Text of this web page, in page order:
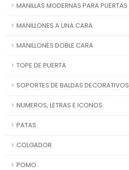
MANILLAS MODERNAS PARA PUERTAS
MANILLONES A UNA CARA
MANILLONES DOBLE CARA
TOPE DE PUERTA
SOPORTES DE BALDAS DECORATIVOS
NUMEROS, LETRAS E ICONOS
PATAS
COLGADOR
POMO